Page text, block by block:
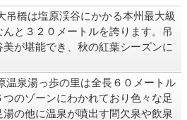
吊橋は塩原渓谷にかかる本州最大級
と３２０メートルを誇ります。吊
が堪能でき、秋の紅葉シーズンに
温泉湯っ歩の里は全長６０メートル
のゾーンにわかれており色々な足
の他に温泉が噴出す間欠泉や飲泉